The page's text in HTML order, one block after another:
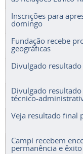
Inscrições para
domingo
Fundação recebe
geográficas
Divulgado
Divulgado
técnico-
Veja resultado final
Campi recebem
permanência e êxito